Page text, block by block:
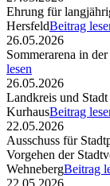
Ehrung für
HersfeldBeitrag
26.05.2026
Sommerarena in
lesen
26.05.2026
Landkreis und
KurhausBeitrag
22.05.2026
Ausschuss für
Vorgehen der
WehnebergBeitrag